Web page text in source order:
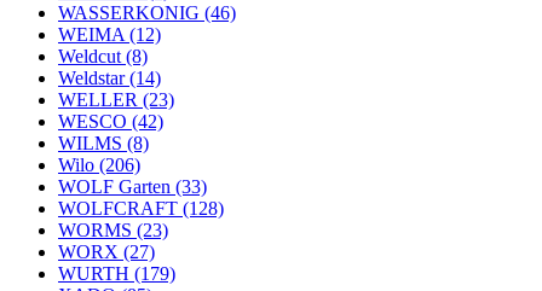
WASSERKONIG (46)
WEIMA (12)
Weldcut (8)
Weldstar(14)
WELLER (23)
WESCO (42)
WILMS (8)
Wilo (206)
WOLF Garten (33)
WOLFCRAFT (128)
WORMS (23)
WORX (27)
WURTH (179)